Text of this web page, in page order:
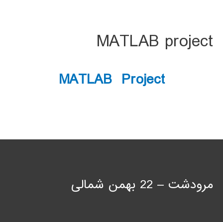
MATLAB project
MATLAB Project
مرودشت – 22 بهمن شمالی